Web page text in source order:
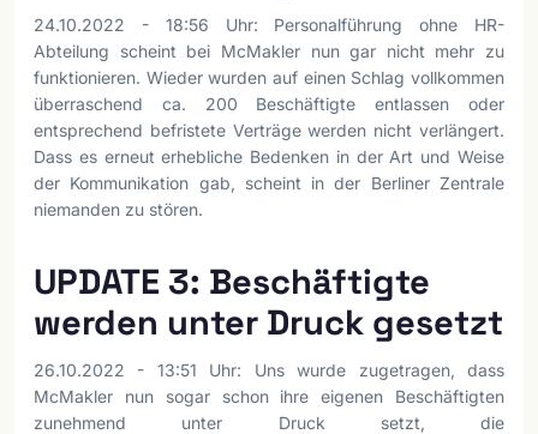
24.10.2022 - 18:56 Uhr: Personalführung ohne HR-
Abteilung scheint bei McMakler nun gar nicht mehr zu
funktionieren. Wieder wurden auf einen Schlag vollkommen
überraschend ca. 200 Beschäftigte entlassen oder
entsprechend befristete Verträge werden nicht verlängert.
Dass es erneut erhebliche Bedenken in der Art und Weise
der Kommunikation gab, scheint in der Berliner Zentrale
niemanden zu stören.
UPDATE 3: Beschäftigte
werden unter Druck gesetzt
26.10.2022 - 13:51 Uhr: Uns wurde zugetragen, dass
McMakler nun sogar schon ihre eigenen Beschäftigten
zunehmend unter Druck setzt, die